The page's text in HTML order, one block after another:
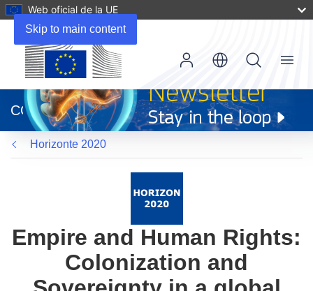
Skip to main content
Web oficial de la UE
abrirá
en
una
nueva
ventana)
CORDIS
Menu
Horizonte 2020
Empire and Human Rights:
Colonization and